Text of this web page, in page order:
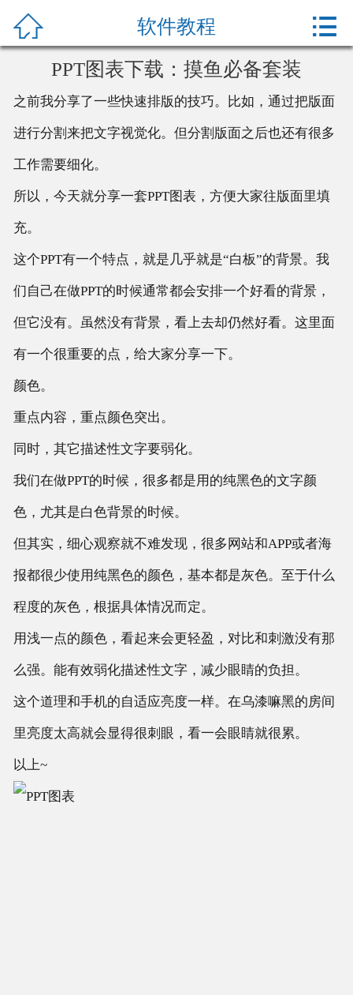
办公教程
产品中心
关于我们
 软件教程 
PPT图表下载：摸鱼必备套装
之前我分享了一些快速排版的技巧。比如，通过把版面
进行分割来把文字视觉化。但分割版面之后也还有很多
工作需要细化。
所以，今天就分享一套PPT图表，方便大家往版面里填
充。
这个PPT有一个特点，就是几乎就是“白板”的背景。我
们自己在做PPT的时候通常都会安排一个好看的背景，
但它没有。虽然没有背景，看上去却仍然好看。这里面
有一个很重要的点，给大家分享一下。
颜色。
重点内容，重点颜色突出。
同时，其它描述性文字要弱化。
我们在做PPT的时候，很多都是用的纯黑色的文字颜
色，尤其是白色背景的时候。
但其实，细心观察就不难发现，很多网站和APP或者海
报都很少使用纯黑色的颜色，基本都是灰色。至于什么
程度的灰色，根据具体情况而定。
用浅一点的颜色，看起来会更轻盈，对比和刺激没有那
么强。能有效弱化描述性文字，减少眼睛的负担。
这个道理和手机的自适应亮度一样。在乌漆嘛黑的房间
里亮度太高就会显得很刺眼，看一会眼睛就很累。
以上~